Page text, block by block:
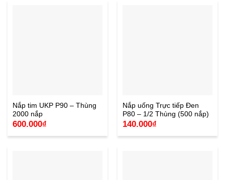
Nắp tim UKP P90 – Thùng
2000 nắp
600.000₫
Nắp uống Trực tiếp Đen
P80 – 1/2 Thùng (500 nắp)
140.000₫